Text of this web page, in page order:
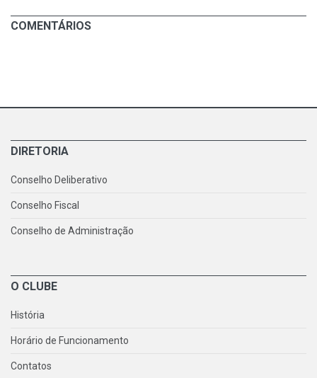
COMENTÁRIOS
DIRETORIA
Conselho Deliberativo
Conselho Fiscal
Conselho de Administração
O CLUBE
História
Horário de Funcionamento
Contatos